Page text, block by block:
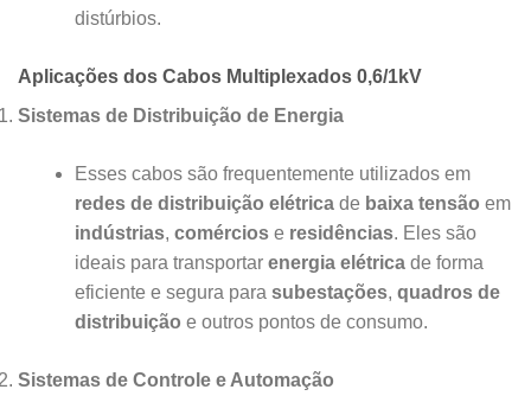
distúrbios.
Aplicações dos Cabos Multiplexados 0,6/1kV
Sistemas de Distribuição de Energia
Esses cabos são frequentemente utilizados em
redes de distribuição elétrica de baixa tensão em
indústrias, comércios e residências. Eles são
ideais para transportar energia elétrica de forma
eficiente e segura para subestações, quadros de
distribuição e outros pontos de consumo.
Sistemas de Controle e Automação